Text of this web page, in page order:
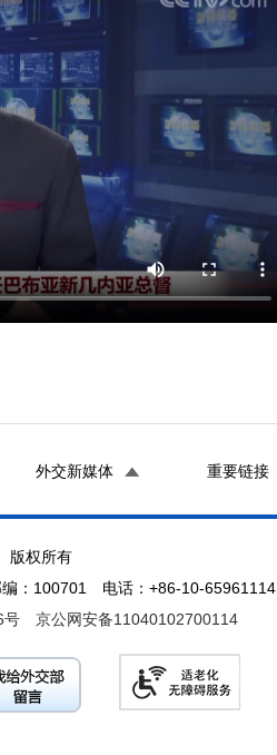
外交新媒体 重要链接
版权所有
：100701 电话：+86-10-65961114
号 京公网安备11040102700114